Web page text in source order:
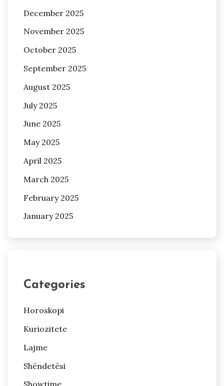
December 2025
November 2025
October 2025
September 2025
August 2025
July 2025
June 2025
May 2025
April 2025
March 2025
February 2025
January 2025
Categories
Horoskopi
Kuriozitete
Lajme
Shëndetësi